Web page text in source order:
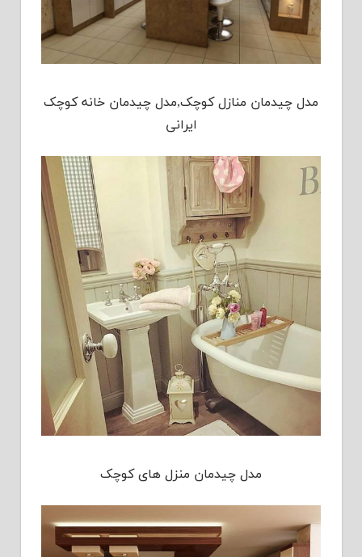
مدل چیدمان منازل کوچک,مدل چیدمان خانه کوچک
ایرانی
مدل چیدمان منزل های کوچک